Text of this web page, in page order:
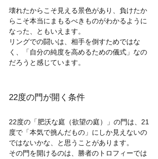
壊れたからこそ見える景色があり、負けたか
らこそ本当にまもるべきものがわかるように
なった、ともいえます。
リングでの闘いは、相手を倒すためではな
く、「自分の純度を高めるための儀式」なの
だろうと感じています。
22度の門が開く条件
22度の「肥沃な庭（欲望の庭）」の門は、21
度で「本気で挑んだもの」にしか見えないの
ではないかな、と思うことがあります。
その門を開けるのは、勝者のトロフィーでは